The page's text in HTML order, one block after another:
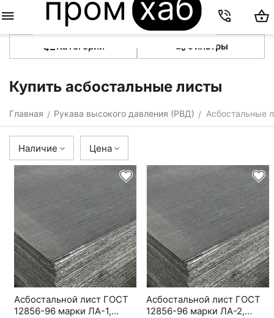
Категории Фильтры
Купить асбостальные листы
Главная / Рукава высокого давления (РВД) / Асбостальные
Наличие Цена
Асбостальной лист ГОСТ
12856-96 марки ЛА-1,
Асбостальной лист ГОСТ
12856-96 марки ЛА-2,